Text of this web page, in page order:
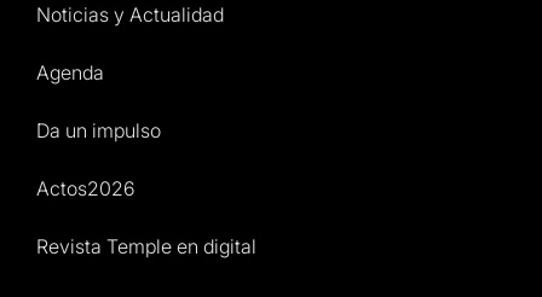
Noticias y Actualidad
Agenda
Da un impulso
Actos2026
Revista Temple en digital